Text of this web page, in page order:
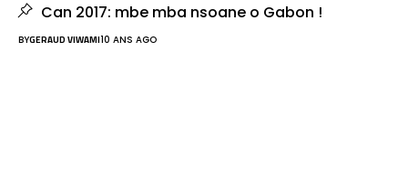
Can 2017: mbe mba nsoane o Gabon !
BYGERAUD VIWAMI10 ANS AGO